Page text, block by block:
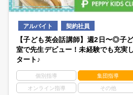
アルバイト 契約社員
【子ども英会話講師】週2日〜◎子
室で先生デビュー！未経験でも充実
タート♪
個別指導 集団指導
オンライン指導 その他